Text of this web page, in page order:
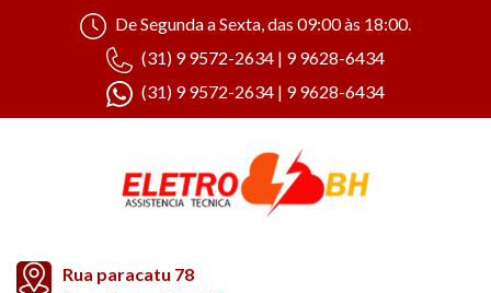
De Segunda a Sexta, das 09:00 às 18:00.
(31) 9 9572-2634 | 9 9628-6434
(31) 9 9572-2634 | 9 9628-6434
Rua paracatu 78